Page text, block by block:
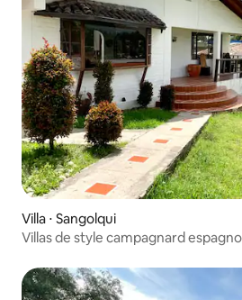
Villa ⋅ Sangolqui
Villas de style campagnard